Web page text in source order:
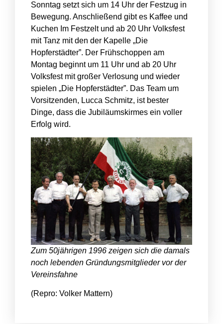
Sonntag setzt sich um 14 Uhr der Festzug in
Bewegung. Anschließend gibt es Kaffee und
Kuchen Im Festzelt und ab 20 Uhr Volksfest
mit Tanz mit den der Kapelle „Die
Hopferstädter”. Der Frühschoppen am
Montag beginnt um 11 Uhr und ab 20 Uhr
Volksfest mit großer Verlosung und wieder
spielen „Die Hopferstädter”. Das Team um
Vorsitzenden, Lucca Schmitz, ist bester
Dinge, dass die Jubiläumskirmes ein voller
Erfolg wird.
Zum 50jährigen 1996 zeigen sich die damals
noch lebenden Gründungsmitglieder vor der
Vereinsfahne
(Repro: Volker Mattern)